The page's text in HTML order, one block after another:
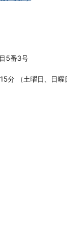
5番3号
分
（土曜日、日